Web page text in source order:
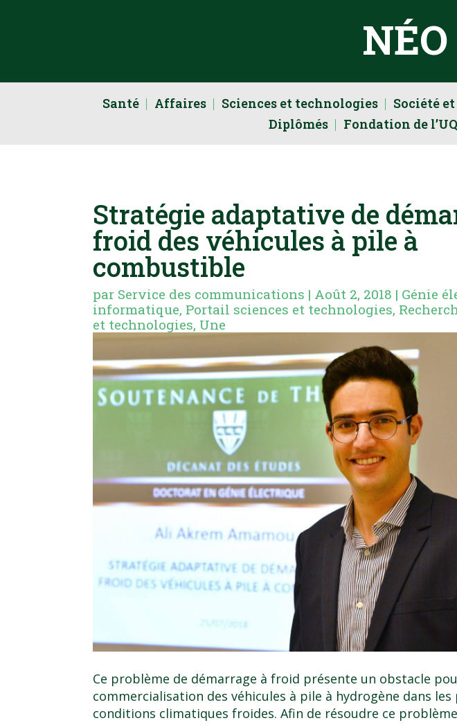
NÉO
Santé Affaires Sciences et technologies Société
Diplômés
Fondation de
Stratégie adaptative de
froid des véhicules à pile à
combustible
par Service des communications | Août 2, 2018 | Génie
informatique, Portail sciences et technologies,
et technologies, Une
Ce problème de démarrage à froid présente un obstacle
commercialisation des véhicules à pile à hydrogène dans les
conditions climatiques froides. Afin de résoudre ce